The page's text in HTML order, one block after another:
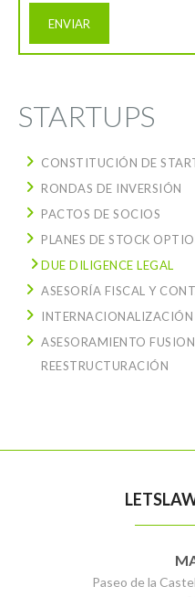
STARTUPS
CONSTITUCIÓN DE
RONDAS DE INVERSIÓN
PACTOS DE SOCIOS
PLANES DE STOCK
DUE DILIGENCE LEGAL
ASESORÍA FISCAL Y
ASESORAMIENTO
REESTRUCTURACIÓN
Paseo de la